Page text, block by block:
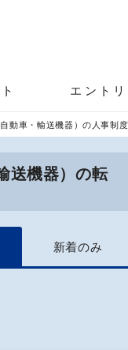
エント
動車・輸送機器）の人事制
送機器）の転
新着のみ